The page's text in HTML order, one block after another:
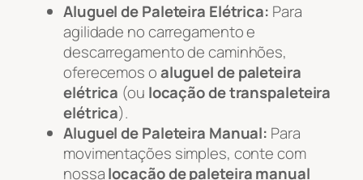
Aluguel de Paleteira Elétrica: Para
agilidade no carregamento e
descarregamento de caminhões,
oferecemos oaluguel de paleteira
elétrica (ou locação de transpaleteira
elétrica).
Aluguel de Paleteira Manual: Para
movimentações simples, conte com
nossalocação de paleteira manual